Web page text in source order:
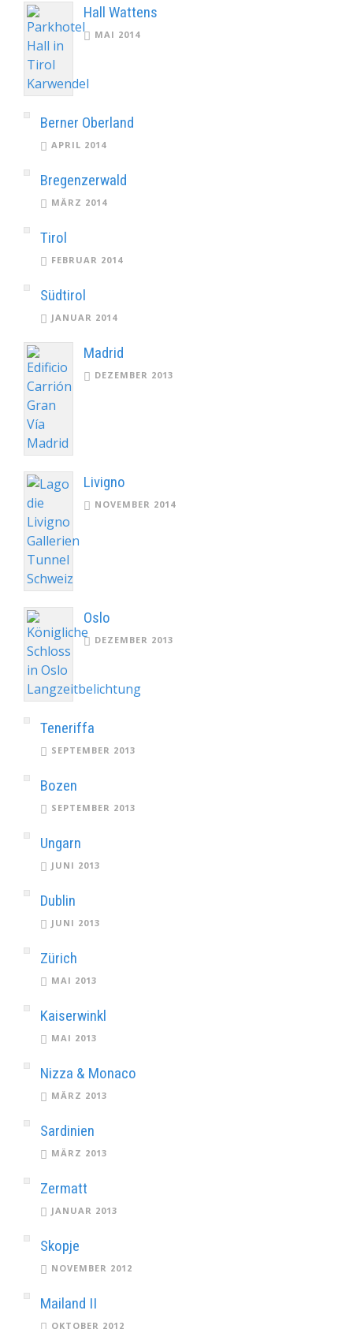
Hall Wattens
MAI 2014
Berner Oberland
APRIL 2014
Bregenzerwald
MÄRZ 2014
Tirol
FEBRUAR 2014
Südtirol
JANUAR 2014
Madrid
DEZEMBER 2013
Livigno
NOVEMBER 2014
Oslo
DEZEMBER 2013
Teneriffa
SEPTEMBER 2013
Bozen
SEPTEMBER 2013
Ungarn
JUNI 2013
Dublin
JUNI 2013
Zürich
MAI 2013
Kaiserwinkl
MAI 2013
Nizza & Monaco
MÄRZ 2013
Sardinien
MÄRZ 2013
Zermatt
JANUAR 2013
Skopje
NOVEMBER 2012
Mailand II
OKTOBER 2012